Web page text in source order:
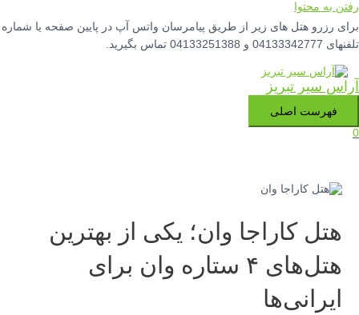
رفتن به محتوا
برای رزرو هتل های زیر از طریق پیامرسان واتس آپ در پایین صفحه یا شماره
تلفنهای 04133342777 و 04133251388 تماس بگیرید.
آراس سیر تبریز
فهرست اصلی
0
هتل کاراجا وان؛ یکی از بهترین
هتل‌های ۴ ستاره وان برای
ایرانی‌ها